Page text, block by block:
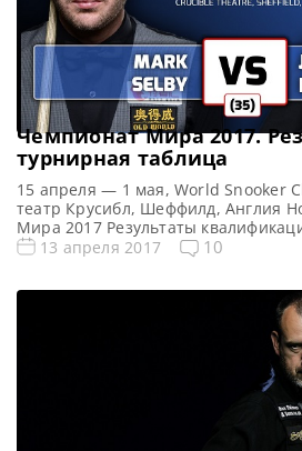
Чемпионат Мира 2017.
турнирная таблица
15 апреля — 1 мая, World Snooker
театр Крусибл, Шеффилд, Англия
Мира 2017 Результаты
2017 Онлайн трансляции
Финал 19 фреймов (до 10-ти побед)
13 апреля 2017 10